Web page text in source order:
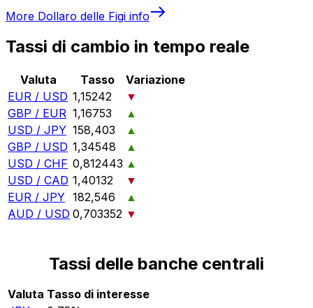
More Dollaro delle Figi info
Tassi di cambio in tempo reale
Valuta Tasso
Variazione
EUR / USD 1,15242
▼
GBP / EUR 1,16753
▲
USD / JPY 158,403
▲
GBP / USD 1,34548
▲
USD / CHF 0,812443 ▲
USD / CAD 1,40132
▼
EUR / JPY 182,546
▲
AUD / USD 0,703352 ▼
Tassi delle banche centrali
Valuta Tasso di interesse